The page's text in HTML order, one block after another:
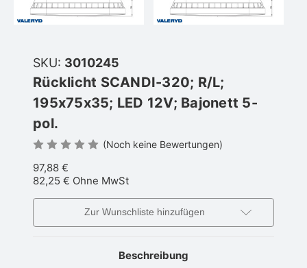
SKU: 3010245
Rücklicht SCANDI-320; R/L;
195x75x35; LED 12V; Bajonett 5-
pol.
(Noch keine Bewertungen)
97,88 €
82,25 € Ohne MwSt
Zur Wunschliste hinzufügen
Beschreibung